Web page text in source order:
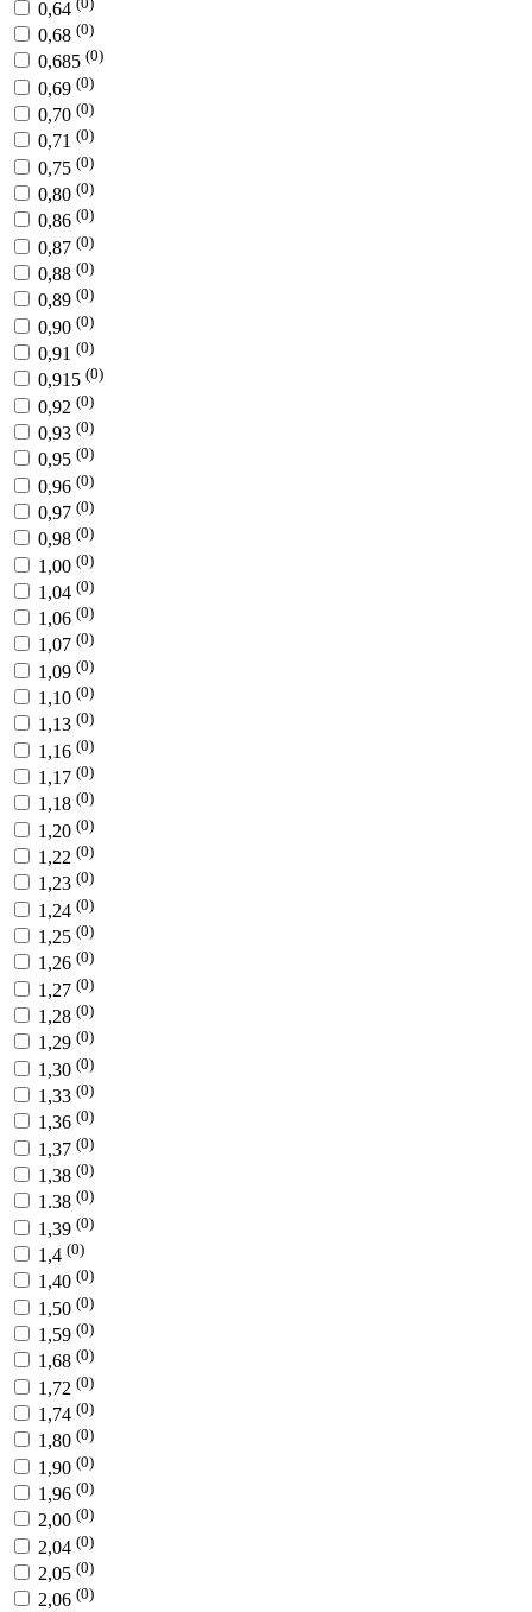
0,64
0,68 (0)
0,685 (0)
0,69 (0)
0,70 (0)
0,71 (0)
0,75 (0)
0,80 (0)
0,86 (0)
0,87 (0)
0,88 (0)
0,89 (0)
0,90 (0)
0,91 (0)
0,915 (0)
0,92 (0)
0,93 (0)
0,95 (0)
0,96 (0)
0,97 (0)
0,98 (0)
1,00 (0)
1,04 (0)
1,06 (0)
1,07 (0)
1,09 (0)
1,10 (0)
1,13 (0)
1,16 (0)
1,17 (0)
1,18 (0)
1,20 (0)
1,22 (0)
1,23 (0)
1,24 (0)
1,25 (0)
1,26 (0)
1,27 (0)
1,28 (0)
1,29 (0)
1,30 (0)
1,33 (0)
1,36 (0)
1,37 (0)
1,38 (0)
1.38 (0)
1,39 (0)
1,4 (0)
1,40 (0)
1,50 (0)
1,59 (0)
1,68 (0)
1,72 (0)
1,74 (0)
1,80 (0)
1,90 (0)
1,96 (0)
2,00 (0)
2,04 (0)
2,05 (0)
2,06 (0)